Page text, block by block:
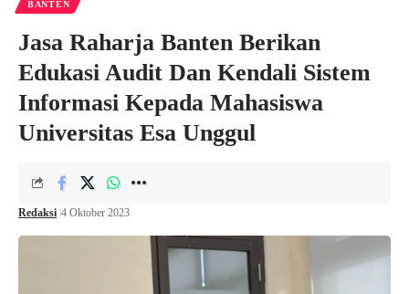
BANTEN
Jasa Raharja Banten Berikan
Edukasi Audit Dan Kendali Sistem
Informasi Kepada Mahasiswa
Universitas Esa Unggul
Redaksi 4 Oktober 2023